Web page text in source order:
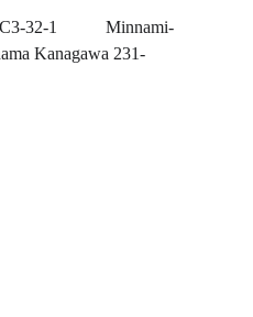
32-1           Minnami-
Kanagawa 231-